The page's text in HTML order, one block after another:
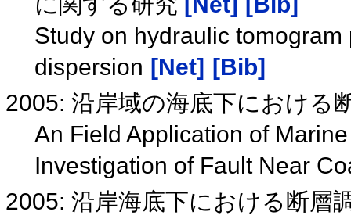
Study on hydraulic
dispersion [Net]
[Bib]
2005: 沿岸域の海底下における
An Field Application of
Investigation of Fault Near
2005: 沿岸海底下における断層